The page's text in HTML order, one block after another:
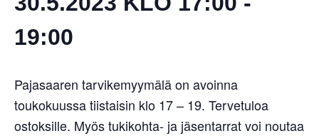
19:00
Pajasaaren tarvikemyymälä on avoinna
toukokuussa tiistaisin klo 17 – 19. Tervetuloa
ostoksille. Myös tukikohta- ja jäsentarrat voi noutaa